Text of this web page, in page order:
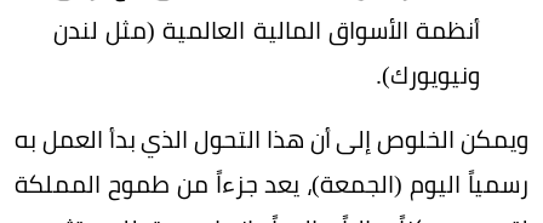
أنظمة الأسواق المالية العالمية (مثل لندن
ونيويورك).
ويمكن الخلوص إلى أن هذا التحول الذي بدأ العمل به
رسمياً اليوم (الجمعة)، يعد جزءاً من طموح المملكة